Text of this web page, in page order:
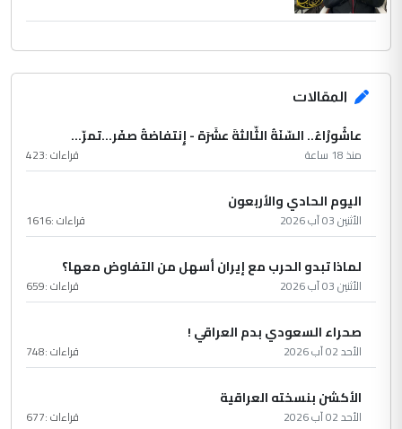
المقالات
عاشُورْاءُ.. السّنَةُ الثّالثةَ عشَرَة - إِنتفاضةُ صفَر…تمرّ...
منذ 18 ساعة قراءات :423
اليوم الحادي والأربعون
الأثنين 03 آب 2026 قراءات :1616
لماذا تبدو الحرب مع إيران أسهل من التفاوض معها؟
الأثنين 03 آب 2026 قراءات :659
صحراء السعودي بدم العراقي !
الأحد 02 آب 2026 قراءات :748
الأكشن بنسخته العراقية
الأحد 02 آب 2026 قراءات :677